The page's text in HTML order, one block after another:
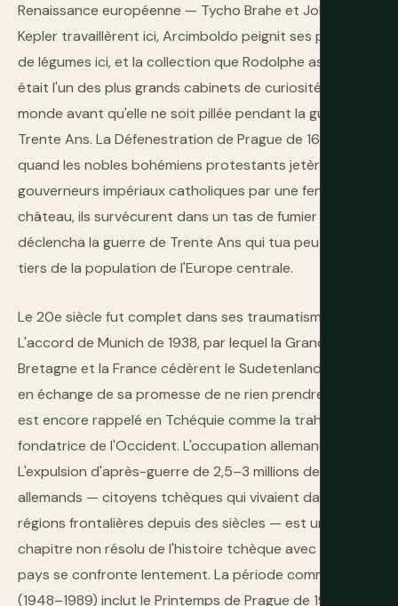
Renaissance européenne — Tycho Brahe et Johannes
Kepler travaillèrent ici, Arcimboldo peignit ses portraits
de légumes ici, et la collection que Rodolphe assembla
était l'un des plus grands cabinets de curiosités du
monde avant qu'elle ne soit pillée pendant la guerre de
Trente Ans. La Défenestration de Prague de 1618 —
quand les nobles bohémiens protestants jetèrent les
gouverneurs impériaux catholiques par une fenêtre du
château, ils survécurent dans un tas de fumier —
déclencha la guerre de Trente Ans qui tua peut-être un
tiers de la population de l'Europe centrale.
Le 20e siècle fut complet dans ses traumatismes.
L'accord de Munich de 1938, par lequel la Grande-
Bretagne et la France cédèrent le Sudetenland à Hitler
en échange de sa promesse de ne rien prendre d'autre,
est encore rappelé en Tchéquie comme la trahison
fondatrice de l'Occident. L'occupation allemande suivit.
L'expulsion d'après-guerre de 2,5–3 millions de Sudètes
allemands — citoyens tchèques qui vivaient dans les
régions frontalières depuis des siècles — est un
chapitre non résolu de l'histoire tchèque avec lequel le
pays se confronte lentement. La période communiste
(1948–1989) inclut le Printemps de Prague de 1968,